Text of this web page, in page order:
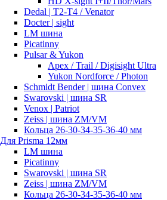
Dedal | T2-T4 / Venator
Docter | sight
LM шина
Picatinny
Pulsar & Yukon
Apex / Trail / Digisight Ultra
Yukon Nordforce / Photon
Schmidt Bender | шина Convex
Swarovski | шина SR
Venox | Patriot
Zeiss | шина ZM/VM
Кольца 26-30-34-35-36-40 мм
Для Prisma 12мм
LM шина
Picatinny
Swarovski | шина SR
Zeiss | шина ZM/VM
Кольца 26-30-34-35-36-40 мм